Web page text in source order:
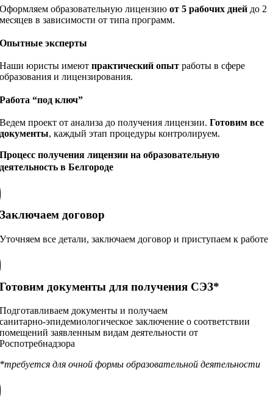
Оформляем образовательную лицензиюот 5 рабочих дней до 2
месяцев в зависимости от типа программ.
Опытные эксперты
Наши юристы имеютпрактический опыт работы в сфере
образования и лицензирования.
Работа “под ключ”
Ведем проект от анализа до получения лицензии.Готовим все
документы, каждый этап процедуры контролируем.
Процесс получения лицензии на образовательную
деятельность в Белгороде
Заключаем договор
Уточняем все детали, заключаем договор и приступаем к работе
Готовим документы для получения СЭЗ*
Подготавливаем документы и получаем
санитарно‑эпидемиологическое заключение о соответствии
помещений заявленным видам деятельности от
Роспотребнадзора
*требуется для очной формы образовательной деятельности